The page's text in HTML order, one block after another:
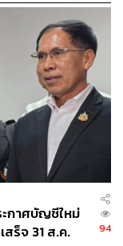
พันธุ์
กาศบัญชีใหม่
ร็จ 31 ส.ค.
94